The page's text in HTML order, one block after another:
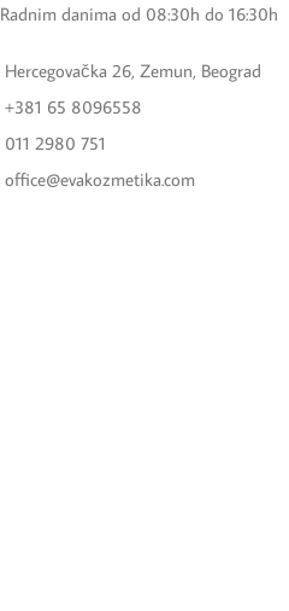
Radnim danima od 08:30h do 16:30h
Hercegovačka 26, Zemun, Beograd
+381 65 8096558
011 2980 751
office@evakozmetika.com